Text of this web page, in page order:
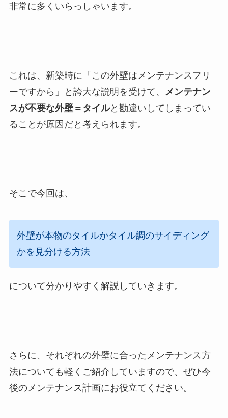
非常に多くいらっしゃいます。
これは、新築時に「この外壁はメンテナンスフリ
ーですから」と誇大な説明を受けて、
メンテナン
スが不要な外壁＝タイルと勘違いしてしまってい
ることが原因だと考えられます。
そこで今回は、
外壁が本物のタイルかタイル調のサイディング
かを見分ける方法
について分かりやすく解説していきます。
さらに、それぞれの外壁に合ったメンテナンス方
法についても軽くご紹介していますので、ぜひ今
後のメンテナンス計画にお役立てください。